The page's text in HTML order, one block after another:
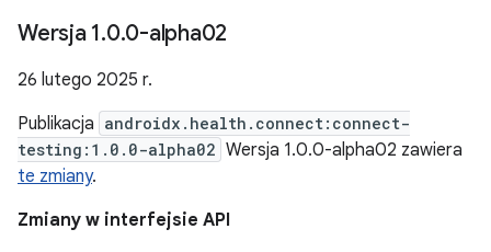
Wersja 1.0.0-alpha02
26 lutego 2025 r.
Publikacja androidx.health.connect:connect-
testing:1.0.0-alpha02 Wersja 1.0.0-alpha02 zawiera
te zmiany.
Zmiany w interfejsie API